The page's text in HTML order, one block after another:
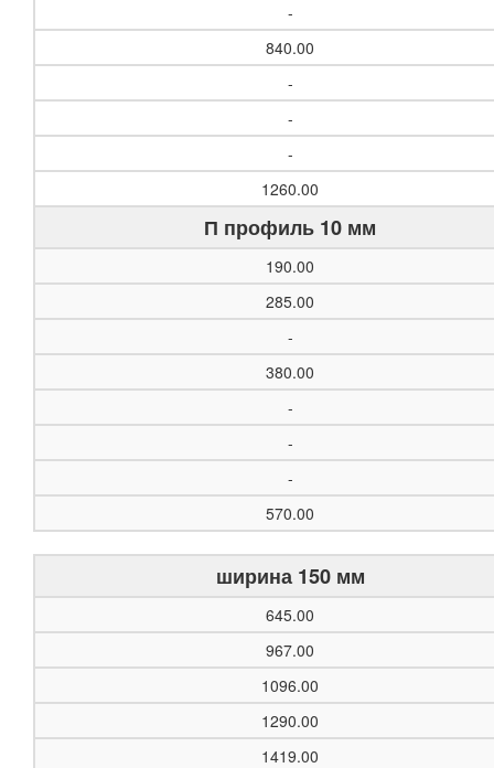
-
840.00
-
-
-
1260.00
П профиль 10 мм
190.00
285.00
-
380.00
-
-
-
570.00
ширина 150 мм
645.00
967.00
1096.00
1290.00
1419.00